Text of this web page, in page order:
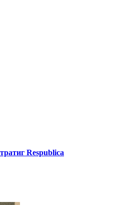
Respublica